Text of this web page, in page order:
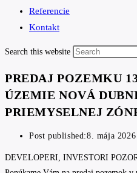
Referencie
Kontakt
Search this website
PREDAJ POZEMKU
ÚZEMIE NOVÁ
PRIEMYSELNEJ
Post published:8. mája 2026
DEVELOPERI, INVESTORI